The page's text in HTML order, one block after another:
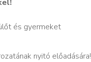
és gyermeket
nyitó előadására!